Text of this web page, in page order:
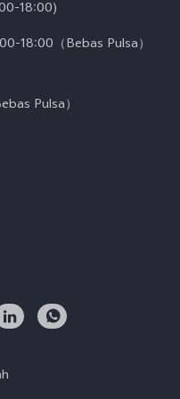
18:00)
18:00（Bebas Pulsa）
Pulsa）